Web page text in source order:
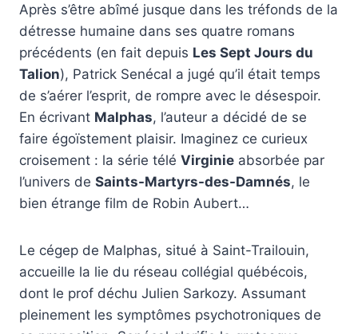
Après s’être abîmé jusque dans les tréfonds de la
détresse humaine dans ses quatre romans
précédents (en fait depuis Les Sept Jours du
Talion), Patrick Senécal a jugé qu’il était temps
de s’aérer l’esprit, de rompre avec le désespoir.
En écrivant Malphas, l’auteur a décidé de se
faire égoïstement plaisir. Imaginez ce curieux
croisement : la série télé Virginie absorbée par
l’univers de Saints-Martyrs-des-Damnés, le
bien étrange film de Robin Aubert…
Le cégep de Malphas, situé à Saint-Trailouin,
accueille la lie du réseau collégial québécois,
dont le prof déchu Julien Sarkozy. Assumant
pleinement les symptômes psychotroniques de